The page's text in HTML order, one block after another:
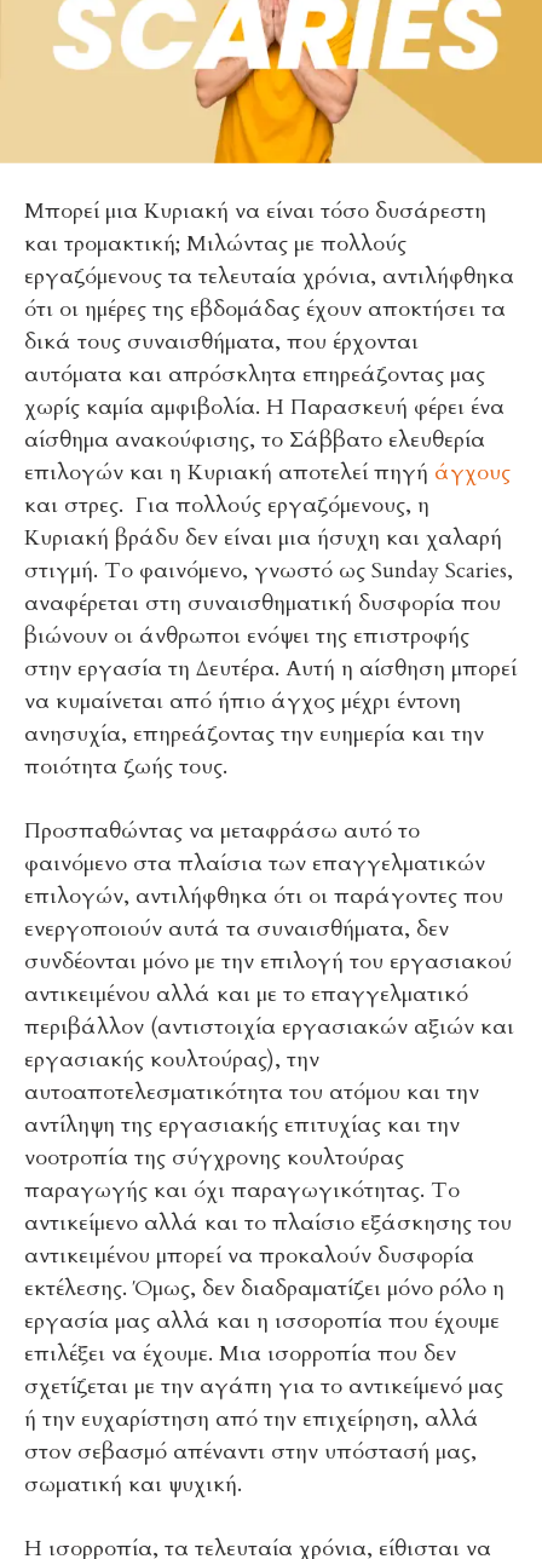
Μπορεί μια Κυριακή να είναι τόσο δυσάρεστη
και τρομακτική; Μιλώντας με πολλούς
εργαζόμενους τα τελευταία χρόνια, αντιλήφθηκα
ότι οι ημέρες της εβδομάδας έχουν αποκτήσει τα
δικά τους συναισθήματα, που έρχονται
αυτόματα και απρόσκλητα επηρεάζοντας μας
χωρίς καμία αμφιβολία. Η Παρασκευή φέρει ένα
αίσθημα ανακούφισης, το Σάββατο ελευθερία
επιλογών και η Κυριακή αποτελεί πηγή άγχους
και στρες. Για πολλούς εργαζόμενους, η
Κυριακή βράδυ δεν είναι μια ήσυχη και χαλαρή
στιγμή. Το φαινόμενο, γνωστό ως Sunday Scaries,
αναφέρεται στη συναισθηματική δυσφορία που
βιώνουν οι άνθρωποι ενόψει της επιστροφής
στην εργασία τη Δευτέρα. Αυτή η αίσθηση μπορεί
να κυμαίνεται από ήπιο άγχος μέχρι έντονη
ανησυχία, επηρεάζοντας την ευημερία και την
ποιότητα ζωής τους.
Προσπαθώντας να μεταφράσω αυτό το
φαινόμενο στα πλαίσια των επαγγελματικών
επιλογών, αντιλήφθηκα ότι οι παράγοντες που
ενεργοποιούν αυτά τα συναισθήματα, δεν
συνδέονται μόνο με την επιλογή του εργασιακού
αντικειμένου αλλά και με το επαγγελματικό
περιβάλλον (αντιστοιχία εργασιακών αξιών και
εργασιακής κουλτούρας), την
αυτοαποτελεσματικότητα του ατόμου και την
αντίληψη της εργασιακής επιτυχίας και την
νοοτροπία της σύγχρονης κουλτούρας
παραγωγής και όχι παραγωγικότητας. Το
αντικείμενο αλλά και το πλαίσιο εξάσκησης του
αντικειμένου μπορεί να προκαλούν δυσφορία
εκτέλεσης. Όμως, δεν διαδραματίζει μόνο ρόλο η
εργασία μας αλλά και η ισσοροπία που έχουμε
επιλέξει να έχουμε. Μια ισορροπία που δεν
σχετίζεται με την αγάπη για το αντικείμενό μας
ή την ευχαρίστηση από την επιχείρηση, αλλά
στον σεβασμό απέναντι στην υπόστασή μας,
σωματική και ψυχική.
Η ισορροπία, τα τελευταία χρόνια, είθισται να